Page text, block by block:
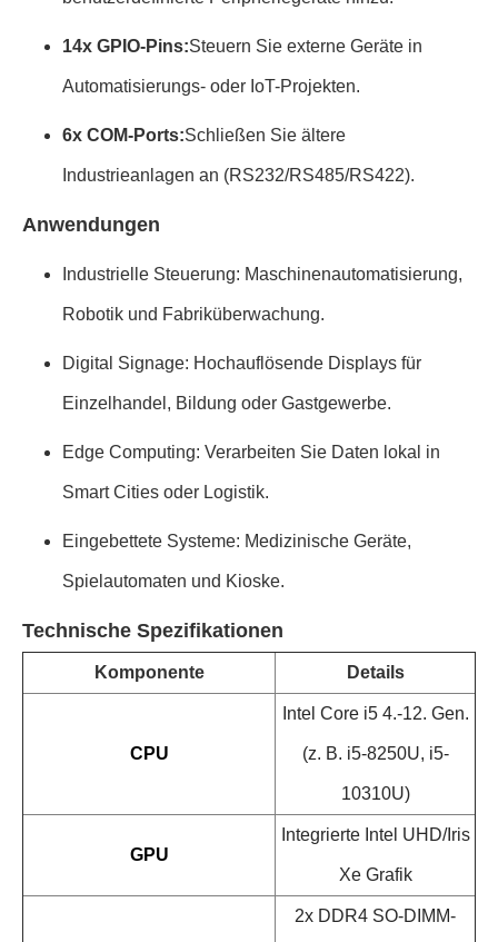
14x GPIO-Pins:Steuern Sie externe Geräte in
Automatisierungs- oder IoT-Projekten.
6x COM-Ports:Schließen Sie ältere
Industrieanlagen an (RS232/RS485/RS422).
Anwendungen
Industrielle Steuerung: Maschinenautomatisierung,
Robotik und Fabriküberwachung.
Digital Signage: Hochauflösende Displays für
Einzelhandel, Bildung oder Gastgewerbe.
Edge Computing: Verarbeiten Sie Daten lokal in
Smart Cities oder Logistik.
Eingebettete Systeme: Medizinische Geräte,
Spielautomaten und Kioske.
Technische Spezifikationen
Komponente Details
CPU
Intel Core i5 4.-12. Gen.
(z. B. i5-8250U, i5-
10310U)
GPU
Integrierte Intel UHD/Iris
Xe Grafik
2x DDR4 SO-DIMM-